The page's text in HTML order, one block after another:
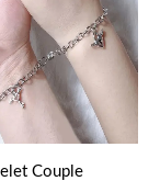
Couple